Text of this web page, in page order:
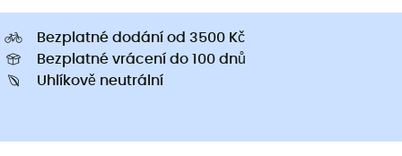
Bezplatné dodání od 3500 Kč
Bezplatné vrácení do 100 dnů
Uhlíkově neutrální